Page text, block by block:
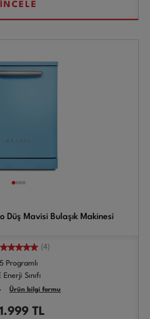
İNCELE
Düş Mavisi Bulaşık Makinesi
(4)
5 Programlı
Enerji Sınıfı
Ürün bilgi formu
TL